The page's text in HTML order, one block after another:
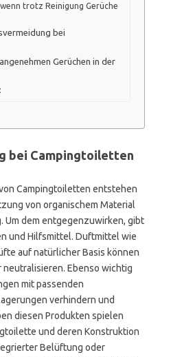
trotz Reinigung Gerüche
bei
Gerüchen in der
bei Campingtoiletten
Campingtoiletten entstehen
von organischem Material
Um dem entgegenzuwirken, gibt
und Hilfsmittel. Duftmittel wie
auf natürlicher Basis können
Ebenso wichtig
mit passenden
verhindern und
diesen Produkten spielen
und deren Konstruktion
Belüftung oder